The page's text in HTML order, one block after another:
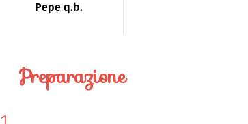
Pepe q.b.
Preparazione